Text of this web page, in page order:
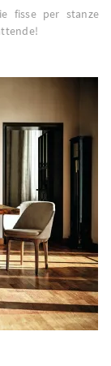
fisse per stanze